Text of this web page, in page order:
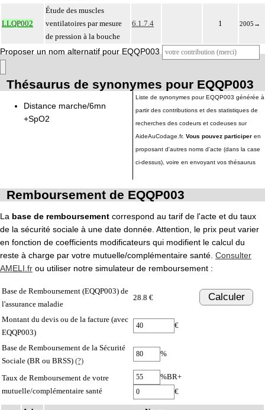
LLQP002
Étude des muscles
ventilatoires par mesure
de pression à la bouche
6.1.7.4 1 2005 →
Proposer un nom alternatif pour EQQP003
Thésaurus de synonymes pour EQQP003
Distance marche/6mn
+SpO2
Liste de synonymes pour EQQP003 générée à
partir des contributions et des statistiques de
recherches des codeurs et codeuses sur
AideAuCodage.fr. Vous pouvez participer en
proposant d'autres noms d'acte (dans la case
ci-dessus), voire en envoyant vos thésaurus
Remboursement de EQQP003
La base de remboursement correspond au tarif de l'acte et du taux
de la sécurité sociale à une date donnée. Attention, le prix peut varier
en fonction de coefficients modificateurs qui modifient le calcul du
reste à charge par votre mutuelle/complémentaire santé. Consulter
AMELI.fr ou utiliser notre simulateur de remboursement :
Base de Remboursement (EQQP003) de
l'assurance maladie
28.8 € Calculer
Montant du devis ou de la facture (avec
EQQP003)
€
Base de Remboursement de la Sécurité
Sociale (BR ou BRSS) (?)
%
Taux de Remboursement de votre
mutuelle/complémentaire santé
%BR+
€